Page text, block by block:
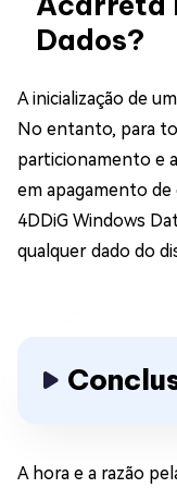
Dados?
A inicialização de
No entanto, para
particionamento e
em apagamento de
4DDiG Windows
qualquer dado do
A hora e a razão